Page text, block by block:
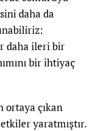
daha da
daha ileri bir
bir ihtiyaç
ortaya çıkan
yaratmıştır.